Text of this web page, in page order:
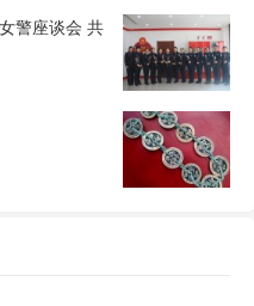
警座谈会 共